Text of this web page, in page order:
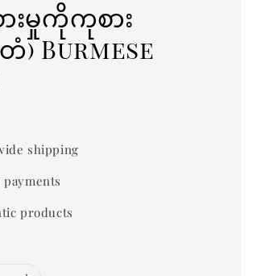
းမှုကိုကုစား
တံ) Burmese
shipping
payments
products